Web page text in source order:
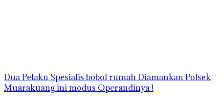
Dua Pelaku Spesialis bobol rumah Diamankan Polsek
Muarakuang ini modus Operandinya !